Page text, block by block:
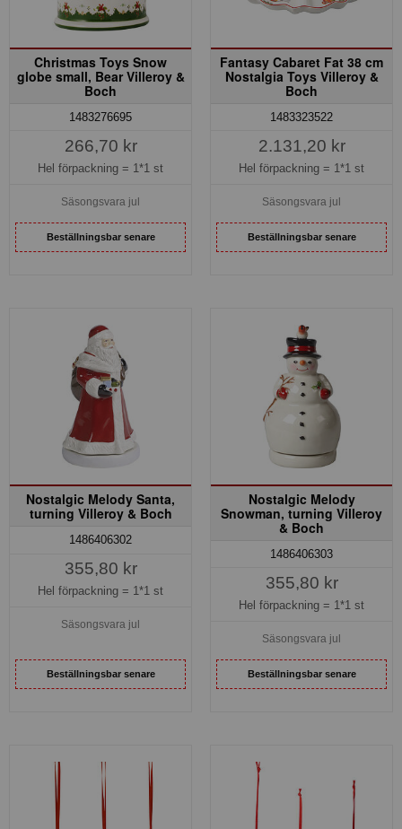
Christmas Toys Snow
globe small, Bear Villeroy &
Boch
1483276695
266,70 kr
Hel förpackning = 1*1 st
Säsongsvara jul
Beställningsbar senare
Fantasy Cabaret Fat 38 cm
Nostalgia Toys Villeroy &
Boch
1483323522
2.131,20 kr
Hel förpackning = 1*1 st
Säsongsvara jul
Beställningsbar senare
Nostalgic Melody Santa,
turning Villeroy & Boch
1486406302
355,80 kr
Hel förpackning = 1*1 st
Säsongsvara jul
Beställningsbar senare
Nostalgic Melody
Snowman, turning Villeroy
& Boch
1486406303
355,80 kr
Hel förpackning = 1*1 st
Säsongsvara jul
Beställningsbar senare